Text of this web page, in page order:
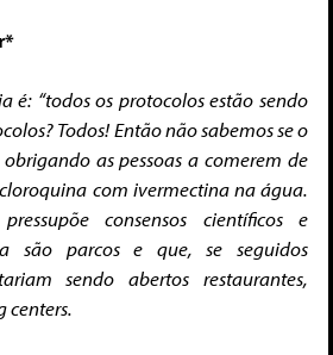
é: “todos os protocolos estão sendo
Todos! Então não sabemos se o
as pessoas a comerem de
com ivermectina na água.
consensos científicos e
são parcos e que, se seguidos
sendo abertos restaurantes,
centers.